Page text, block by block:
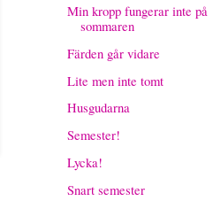
Min kropp fungerar inte på
sommaren
Färden går vidare
Lite men inte tomt
Husgudarna
Semester!
Lycka!
Snart semester